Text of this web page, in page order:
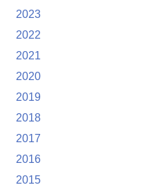
2023
2022
2021
2020
2019
2018
2017
2016
2015